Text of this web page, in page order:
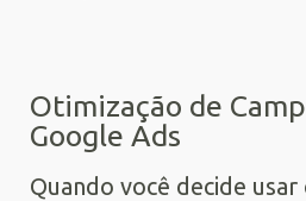
Otimização de
Google Ads
Quando você decide usar